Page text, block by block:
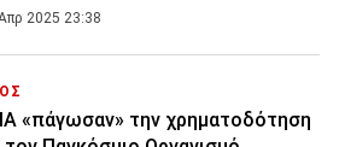
2025 23:38
«πάγωσαν» την χρηματοδότηση